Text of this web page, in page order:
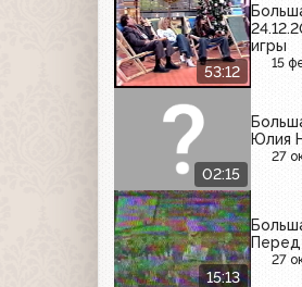
53:12
игры
15
02:15
Юлия
27
15:13
27